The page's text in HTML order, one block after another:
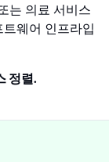
는 의료 서비스
웨어 인프라입
정렬.